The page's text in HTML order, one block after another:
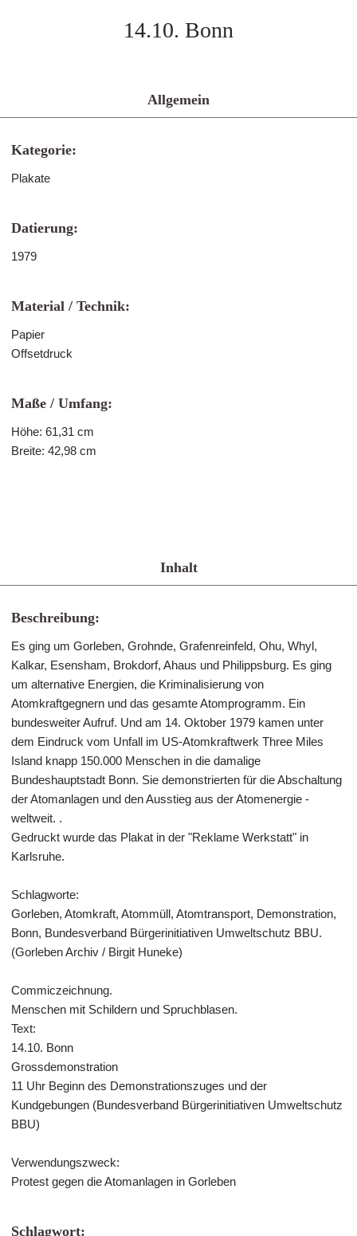
14.10. Bonn
Allgemein
Kategorie:
Plakate
Datierung:
1979
Material / Technik:
Papier
Offsetdruck
Maße / Umfang:
Höhe: 61,31 cm
Breite: 42,98 cm
Inhalt
Beschreibung:
Es ging um Gorleben, Grohnde, Grafenreinfeld, Ohu, Whyl,
Kalkar, Esensham, Brokdorf, Ahaus und Philippsburg. Es ging
um alternative Energien, die Kriminalisierung von
Atomkraftgegnern und das gesamte Atomprogramm. Ein
bundesweiter Aufruf. Und am 14. Oktober 1979 kamen unter
dem Eindruck vom Unfall im US-Atomkraftwerk Three Miles
Island knapp 150.000 Menschen in die damalige
Bundeshauptstadt Bonn. Sie demonstrierten für die Abschaltung
der Atomanlagen und den Ausstieg aus der Atomenergie -
weltweit. .
Gedruckt wurde das Plakat in der "Reklame Werkstatt" in
Karlsruhe.
Schlagworte:
Gorleben, Atomkraft, Atommüll, Atomtransport, Demonstration,
Bonn, Bundesverband Bürgerinitiativen Umweltschutz BBU.
(Gorleben Archiv / Birgit Huneke)
Commiczeichnung.
Menschen mit Schildern und Spruchblasen.
Text:
14.10. Bonn
Grossdemonstration
11 Uhr Beginn des Demonstrationszuges und der
Kundgebungen (Bundesverband Bürgerinitiativen Umweltschutz
BBU)
Verwendungszweck:
Protest gegen die Atomanlagen in Gorleben
Schlagwort: